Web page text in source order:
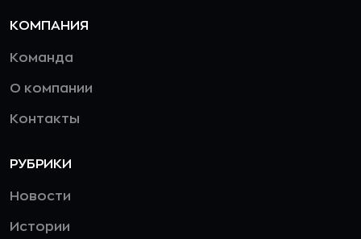
КОМПАНИЯ
Команда
О компании
Контакты
РУБРИКИ
Новости
Истории